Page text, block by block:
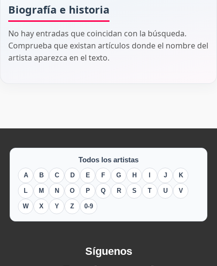
Biografía e historia
No hay entradas que coincidan con la búsqueda.
Comprueba que existan artículos donde el nombre del
artista aparezca en el texto.
Todos los artistas
A B C D E F G H J K
L M N O P Q R S T U V
W X Y Z 0-9
Síguenos